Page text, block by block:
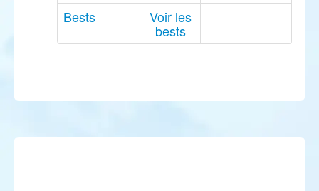
Bests Voir les
bests